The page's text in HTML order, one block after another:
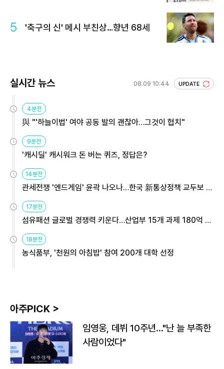
5 '축구의 신' 메시 부친상…향년 68세
실시간 뉴스 08.09 10:44 UPDATE
4분전
與 "'하늘이법' 여야 공동 발의 괜찮아…그것이 협치"
9분전
'캐시딜' 캐시워크 돈 버는 퀴즈, 정답은?
14분전
관세전쟁 '엔드게임' 윤곽 나오나…한국 新통상정책 교두보 활
용해야
17분전
섬유패션 글로벌 경쟁력 키운다…산업부 15개 과제 180억 지
원
18분전
농식품부, '천원의 아침밥' 참여 200개 대학 선정
아주PICK >
임영웅, 데뷔 10주년…"난 늘 부족한
사람이었다"